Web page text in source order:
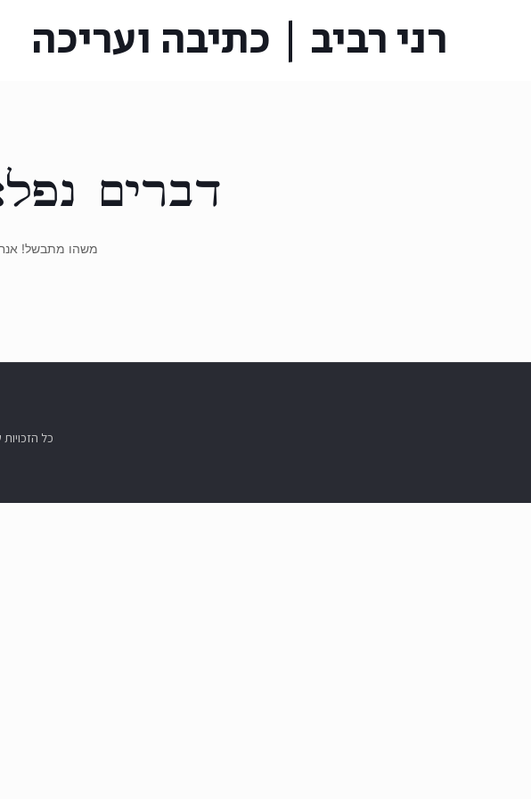
רני רביב | כתיבה ועריכה
דברים
משהו מתבשל!
כל הזכויות שמורות ©